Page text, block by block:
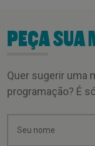
PEÇA SUA
Quer sugerir uma
programação? É